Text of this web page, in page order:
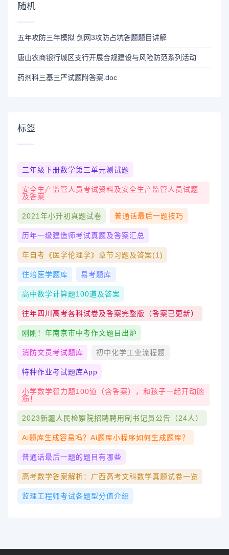
随机
五年攻防三年模拟 剑网3攻防占坑答题题目讲解
唐山农商银行城区支行开展合规建设与风险防范系列活动
药剂科三基三严试题附答案.doc
标签
三年级下册数学第三单元测试题
安全生产监管人员考试资料及安全生产监管人员试题
及答案
2021年小升初真题试卷 普通话最后一题技巧
历年一级建造师考试真题及答案汇总
年自考《医学伦理学》章节习题及答案(1)
住培医学题库 易考题库
高中数学计算题100道及答案
往年四川高考各科试卷及答案完整版（答案已更新）
刚刚！年南京市中考作文题目出炉
消防文员考试题库 初中化学工业流程题
特种作业考试题库app
小学数学智力题100道（含答案），和孩子一起开动脑
筋！
2023新疆人民检察院招聘聘用制书记员公告（24人）
Ai题库生成容易吗？ai题库小程序如何生成题库？
普通话最后一题的题目有哪些
高考数学答案解析：广西高考文科数学真题试卷一览
监理工程师考试各题型分值介绍